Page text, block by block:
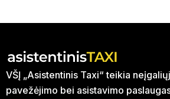
VŠĮ „Asistentinis Taxi“ teikia
pavežėjimo bei asistavimo